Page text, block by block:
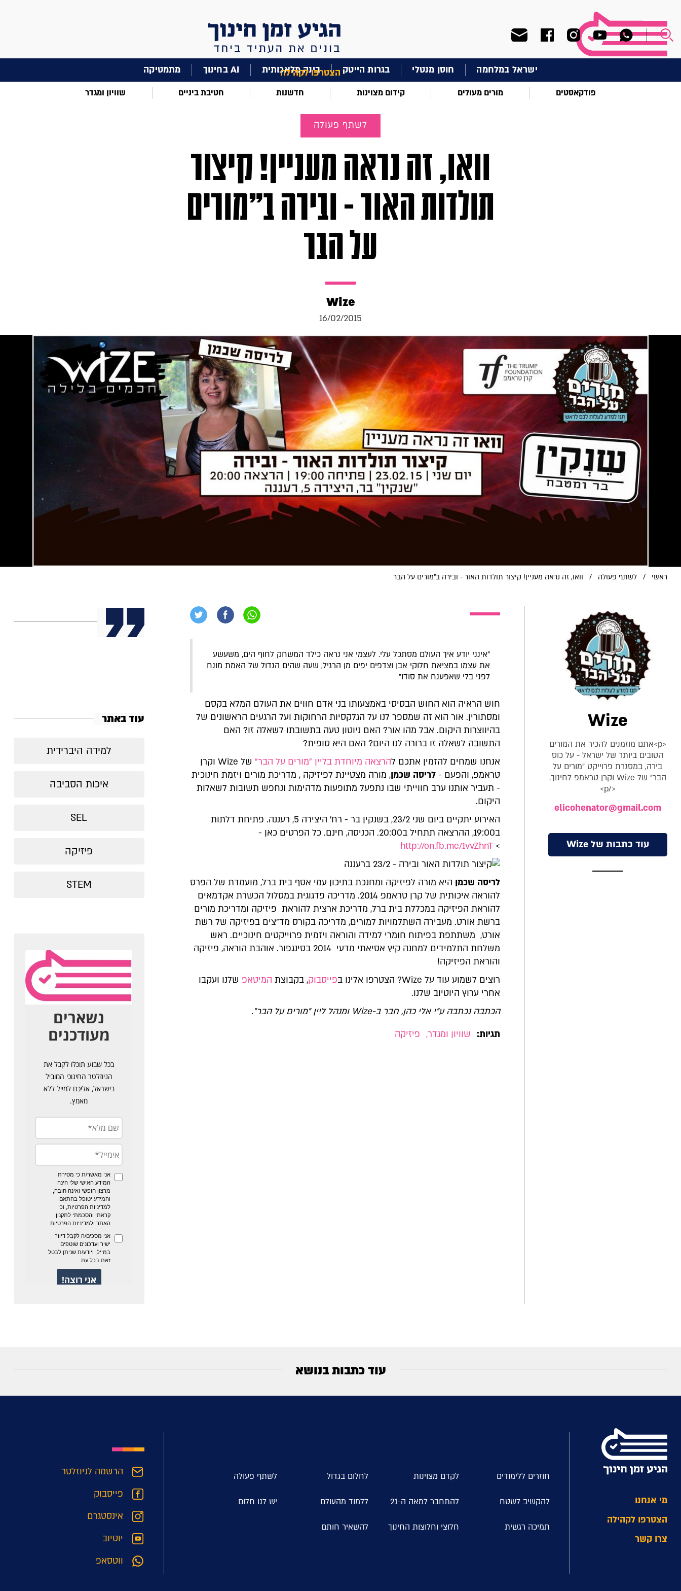
הצטרפו לקהילה ישראל במלחמה חוסן מנטלי בגרות הייטק בינה מלאכותית AI בחינוך מתמטיקה
פודקאסטים מורים מעולים קידום מצוינות חדשנות חטיבת ביניים שוויון ומגדר
לשתף פעולה
וואו, זה נראה מעניין! קיצור
תולדות האור - ובירה ב"מורים
על הבר
Wize
16/02/2015
ראשי / לשתף פעולה / וואו, זה נראה מעניין! קיצור תולדות האור - ובירה ב"מורים על הבר
"אינני יודע איך העולם מסתכל עלי. לעצמי אני נראה כילד המשחק לחוף הים, משעשע
את עצמו במציאת חלוקי אבן וצדפים יפים מן הרגיל, שעה שהים הגדול של האמת מונח
לפני בלי שאפענח את סודו"
חוש הראיה הוא החוש הבסיסי באמצעותו בני אדם חווים את העולם המלא בקסם
ומסתורין. אור הוא זה שמספר לנו על הגלקסיות הרחוקות ועל הרגעים הראשונים של
בהיווצרות היקום. אבל מהו אור? האם ניוטון טעה בתשובתו לשאלה זו? האם
התשובה לשאלה זו ברורה לנו היום? האם היא סופית?
אנחנו שמחים להזמין אתכם להרצאה מיוחדת בליין "מורים על הבר"
של Wize וקרן
טראמפ, והפעם - לריסה שכמן, מורה מצטיינת לפיזיקה , מדריכת מורים ויזמת חינוכית
- תעביר אותנו ערב חווייתי שבו נתפעל מתופעות מדהימות ונחפש תשובות לשאלות
היקום.
האירוע יתקיים ביום שני 23/2, בשנקין בר - רח' היצירה 5, רעננה. פתיחת דלתות
ב19:00, ההרצאה תתחיל ב20:00. הכניסה, חינם. כל הפרטים כאן -
>
http://on.fb.me/1vvZhnT
לריסה שכמן היא מורה לפיזיקה ומחנכת בתיכון עמי אסף בית ברל, מועמדת של הפרס
להוראה איכותית של קרן טראמפ 2014. מדריכה פדגוגית במסלול הכשרת אקדמאים
להוראת הפיזיקה במכללת בית ברל, מדריכת ארצית להוראת פיזיקה ומדריכת מורים
ברשת אורט. מעבירה השתלמויות למורים, מדריכה בקורס מד"צים בפיזיקה של רשת
אורט, משתתפת בפיתוח חומרי למידה והוראה ויזמית פרוייקטים חינוכיים. ראש
משלחת התלמידים למחנה קיץ אסיאתי מדעי 2014 בסינגפור. אוהבת הוראה, פיזיקה
והוראת הפיזיקה!
רוצים לשמוע עוד על Wize? הצטרפו אלינו ב
פייסבוק, בקבוצת המיטאפ שלנו ועקבו
אחרי ערוץ היוטיוב שלנו.
הכתבה נכתבה ע"י אלי כהן, חבר ב-Wize ומנהל ליין "מורים על הבר".
תגיות:
שוויון ומגדר, פיזיקה
Wize
<p>אתם מוזמנים להכיר את המורים
הטובים ביותר של ישראל - על כוס
בירה, במסגרת פרוייקט "מורים על
הבר" של Wize וקרן טראמפ לחינוך.
</p>
elicohenator@gmail.com
עוד כתבות של Wize
עוד באתר
למידה היברידית
איכות הסביבה
SEL
פיזיקה
STEM
עוד כתבות בנושא
מי אנחנו
הצטרפו לקהילה
צרו קשר
חוזרים ללימודים לקדם מצוינות לחלום בגדול לשתף פעולה
להקשיב לשטח להתחבר למאה ה-21 ללמוד מהעולם יש לנו חלום
תמיכה רגשית חלוצי וחלוצות החינוך להשאיר חותם
הרשמה לניוזלטר
פייסבוק
אינסטגרם
יוטיוב
ווטסאפ